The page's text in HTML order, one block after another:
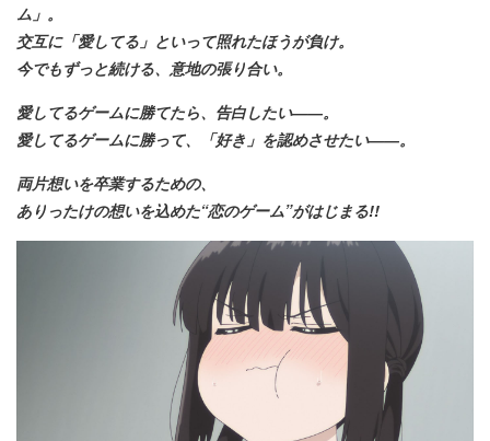
ム」。
交互に「愛してる」といって照れたほうが負け。
今でもずっと続ける、意地の張り合い。
愛してるゲームに勝てたら、告白したい――。
愛してるゲームに勝って、「好き」を認めさせたい――。
両片想いを卒業するための、
ありったけの想いを込めた“恋のゲーム”がはじまる!!